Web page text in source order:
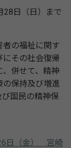
日（日）まで
の福祉に関す
にその社会復帰
併せて、精神
保持及び増進
国民の精神保
日（金） 宮崎